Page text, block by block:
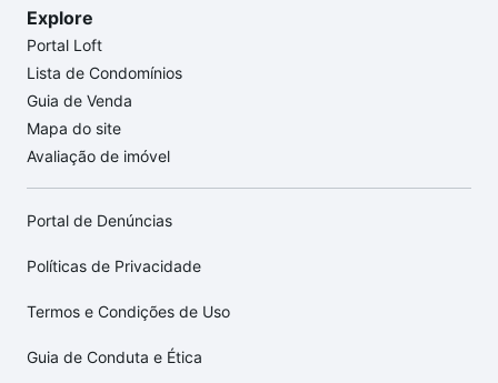
Explore
Portal Loft
Lista de Condomínios
Guia de Venda
Mapa do site
Avaliação de imóvel
Portal de Denúncias
Políticas de Privacidade
Termos e Condições de Uso
Guia de Conduta e Ética